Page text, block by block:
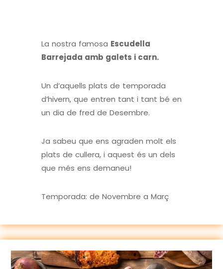
La nostra famosa Escudella
Barrejada amb galets i carn.
Un d’aquells plats de temporada
d’hivern, que entren tant i tant bé en
un dia de fred de Desembre.
Ja sabeu que ens agraden molt els
plats de cullera, i aquest és un dels
que més ens demaneu!
Temporada: de Novembre a Març